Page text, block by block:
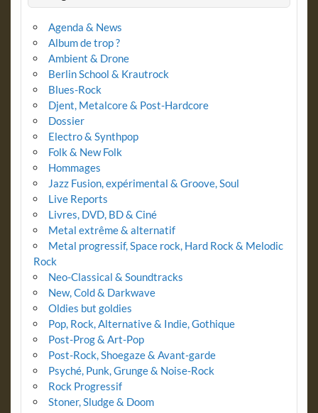
Agenda & News
Album de trop ?
Ambient & Drone
Berlin School & Krautrock
Blues-Rock
Djent, Metalcore & Post-Hardcore
Dossier
Electro & Synthpop
Folk & New Folk
Hommages
Jazz Fusion, expérimental & Groove, Soul
Live Reports
Livres, DVD, BD & Ciné
Metal extrême & alternatif
Metal progressif, Space rock, Hard Rock & Melodic
Rock
Neo-Classical & Soundtracks
New, Cold & Darkwave
Oldies but goldies
Pop, Rock, Alternative & Indie, Gothique
Post-Prog & Art-Pop
Post-Rock, Shoegaze & Avant-garde
Psyché, Punk, Grunge & Noise-Rock
Rock Progressif
Stoner, Sludge & Doom